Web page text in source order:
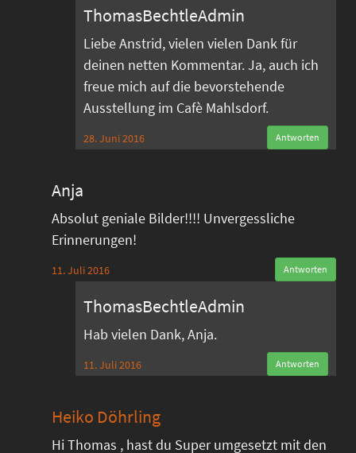
ThomasBechtleAdmin
Liebe Anstrid, vielen vielen Dank für
deinen netten Kommentar. Ja, auch ich
freue mich auf die bevorstehende
Ausstellung im Cafè Mahlsdorf.
28. Juni 2016 Antworten
Anja
Absolut geniale Bilder!!!! Unvergessliche
Erinnerungen!
11. Juli 2016 Antworten
ThomasBechtleAdmin
Hab vielen Dank, Anja.
11. Juli 2016 Antworten
Heiko Döhrling
Hi Thomas , hast du Super umgesetzt mit den